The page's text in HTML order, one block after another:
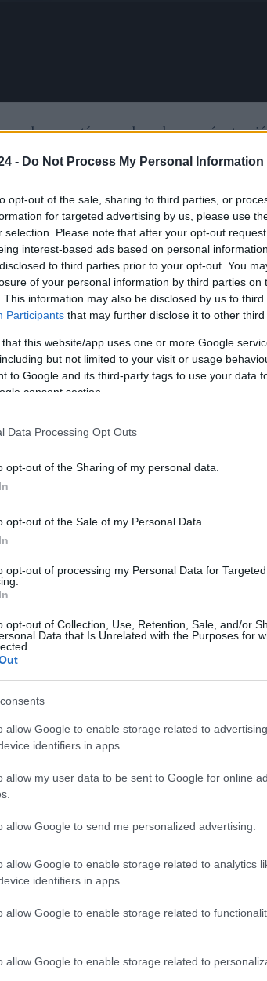
- Do Not Process My Personal Information
opt-out of the sale, sharing to third parties, or
for targeted advertising by us, please use
selection. Please note that after your opt-out
interest-based ads based on personal
to third parties prior to your opt-out. You
of your personal information by third parties on
This information may also be disclosed by us to
Participants that may further disclose it to other third
that this website/app uses one or more Google
but not limited to your visit or usage
to Google and its third-party tags to use your data
consent section.
Data Processing Opt Outs
opt-out of the Sharing of my personal data.
opt-out of the Sale of my Personal Data.
opt-out of processing my Personal Data for Targeted
opt-out of Collection, Use, Retention, Sale, and/or
Data that Is Unrelated with the Purposes for
allow Google to enable storage related to
identifiers in apps.
allow my user data to be sent to Google for online
allow Google to send me personalized advertising.
allow Google to enable storage related to analytics
identifiers in apps.
allow Google to enable storage related to
allow Google to enable storage related to
que está ganando cada vez más
industria, PELFORT se basa en la tecnología
los inversores. Echemos un vistazo más
bloques, una estructura de datos descentralizada y
y garantiza su inmutabilidad
gestionar un gran volumen de transacciones sin
para el uso diario y para aplicaciones
avanzadas, que permiten a los usuarios
admite contratos inteligentes, que son programas
ciertas condiciones.
Los expertos creen que las
por la creciente adopción y su sólida
es importante que investigue por su